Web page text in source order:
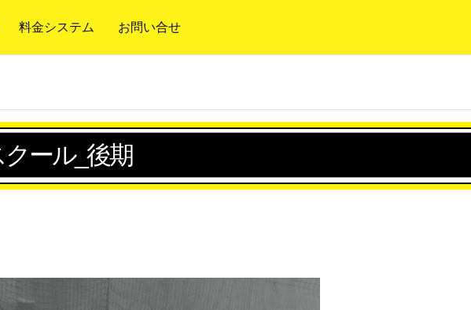
料金システム お問い合せ
クール_後期